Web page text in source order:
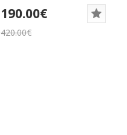
190.00€
420.00€